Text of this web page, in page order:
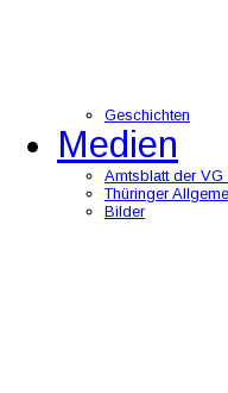
Geschichten
Medien
Amtsblatt der VG
Thüringer
Bilder